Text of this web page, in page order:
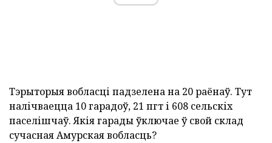
Тэрыторыя вобласці падзелена на 20 раёнаў. Тут
налічваецца 10 гарадоў, 21 пгт і 608 сельскіх
паселішчаў. Якія гарады ўключае ў свой склад
сучасная Амурская вобласць?